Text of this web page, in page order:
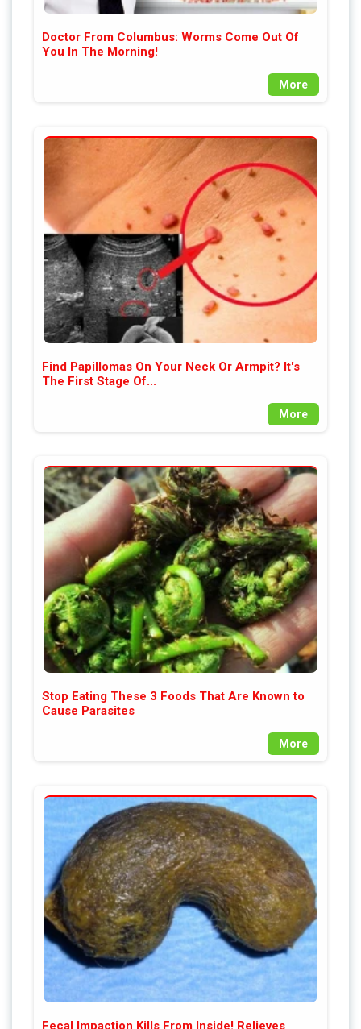
Doctor From Columbus: Worms Come Out Of
You In The Morning!
More
Find Papillomas On Your Neck Or Armpit? It's
The First Stage Of...
More
Stop Eating These 3 Foods That Are Known to
Cause Parasites
More
Fecal Impaction Kills From Inside! Relieves